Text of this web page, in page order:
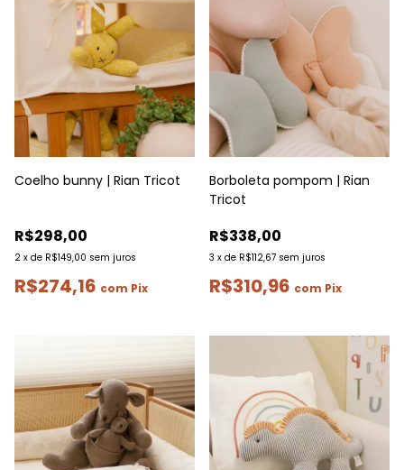
Coelho bunny | Rian Tricot
R$298,00
2 x de R$149,00 sem juros
R$274,16 com Pix
Borboleta pompom | Rian
Tricot
R$338,00
3 x de R$112,67 sem juros
R$310,96 com Pix